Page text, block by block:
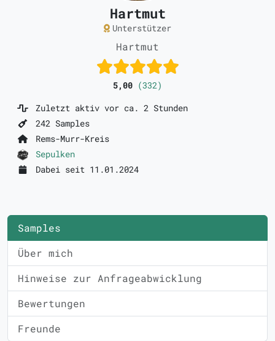
Hartmut
Unterstützer
Hartmut
5,00 (332)
Zuletzt aktiv vor ca. 2 Stunden
242 Samples
Rems-Murr-Kreis
Sepulken
Dabei seit 11.01.2024
Samples
Über mich
Hinweise zur Anfrageabwicklung
Bewertungen
Freunde